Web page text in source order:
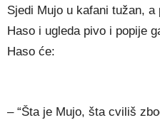
Sjedi Mujo u kafani tužan,
Haso i ugleda pivo i popije
Haso će:
– “Šta je Mujo, šta cviliš